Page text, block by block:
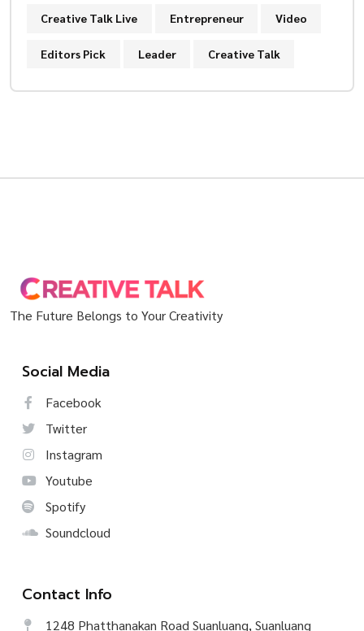
Creative Talk Live Entrepreneur Video
Editors Pick Leader Creative Talk
The Future Belongs to Your Creativity
Social Media
Facebook
Twitter
Instagram
Youtube
Spotify
Soundcloud
Contact Info
1248 Phatthanakan Road Suanluang, Suanluang